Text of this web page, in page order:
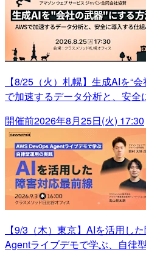
【8/25（火）札幌】生成AIを“
で加速するデータ分析と、安全
開催前2026年8月25日(火) 17:30
【9/3（木）東京】AIを活用し
Agentライブデモで学ぶ、自律